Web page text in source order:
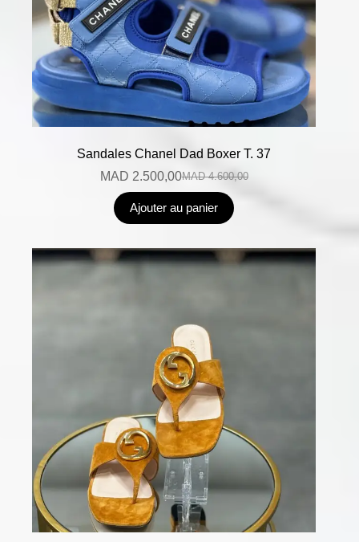
Sandales Chanel Dad Boxer T. 37
MAD4.600,00
MAD 2.500,00
Ajouter au panier